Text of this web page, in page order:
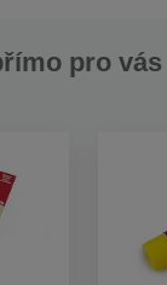
pro vás